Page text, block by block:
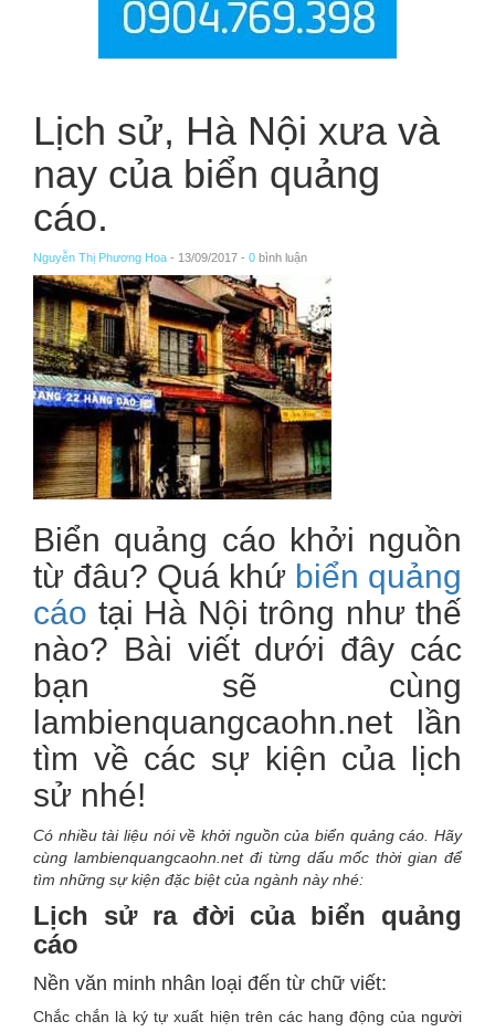
Lịch sử, Hà Nội xưa và
nay của biển quảng
cáo.
Nguyễn Thị Phương Hoa - 13/09/2017 - 0 bình luận
Biển quảng cáo khởi nguồn
từ đâu? Quá khứ biển quảng
cáo tại Hà Nội trông như thế
nào? Bài viết dưới đây các
bạn sẽ cùng
lambienquangcaohn.net lần
tìm về các sự kiện của lịch
sử nhé!
Có nhiều tài liệu nói về khởi nguồn của biển quảng cáo. Hãy
cùng lambienquangcaohn.net đi từng dấu mốc thời gian để
tìm những sự kiện đặc biệt của ngành này nhé:
Lịch sử ra đời của biển quảng
cáo
Nền văn minh nhân loại đến từ chữ viết:
Chắc chắn là ký tự xuất hiện trên các hang động của người